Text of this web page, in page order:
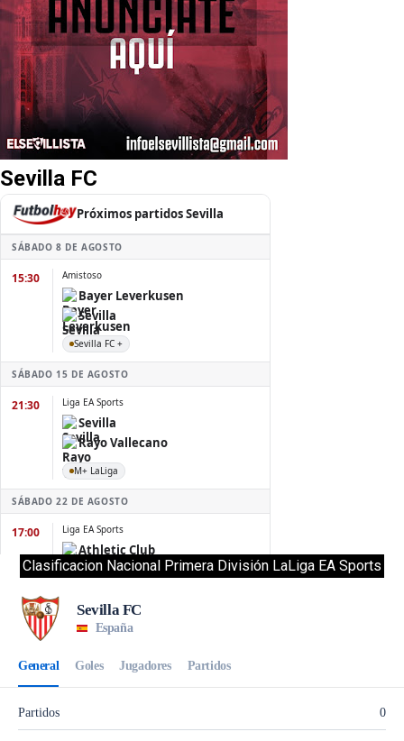
Sevilla FC
Clasificacion Nacional Primera División LaLiga EA Sports